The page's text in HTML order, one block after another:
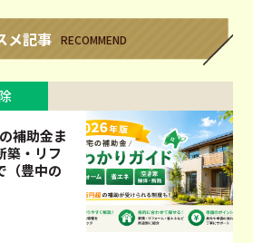
メ記事 RECOMMEND
補助金ま
築・リフ
（豊中の